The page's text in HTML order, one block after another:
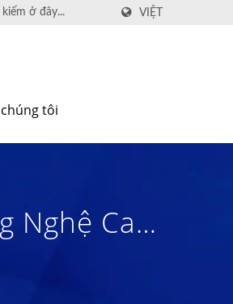
VIỆT
tôi
Nghệ Cao,
| Nam